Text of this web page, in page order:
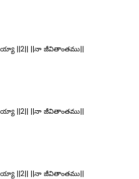
||2|| ||నా జీవితాంతము||
||2|| ||నా జీవితాంతము||
||2|| ||నా జీవితాంతము||